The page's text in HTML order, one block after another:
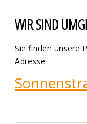
WIR SIND
Sie finden unsere
Adresse: